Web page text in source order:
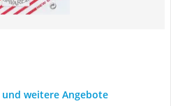
weitere Angebote